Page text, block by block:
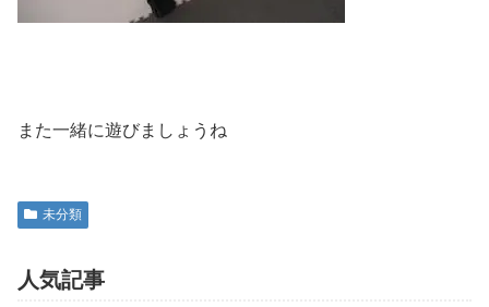
また一緒に遊びましょうね
未分類
人気記事